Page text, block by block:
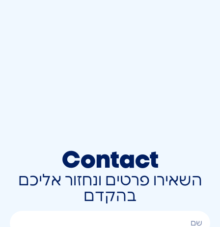
Contact
השאירו פרטים ונחזור אליכם
בהקדם